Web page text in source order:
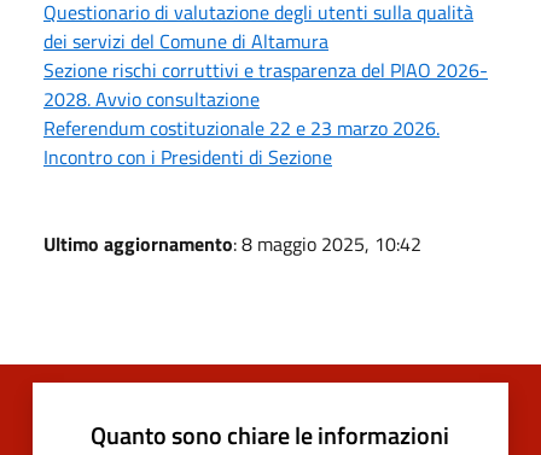
Questionario di valutazione degli utenti sulla qualità
dei servizi del Comune di Altamura
Sezione rischi corruttivi e trasparenza del PIAO 2026-
2028. Avvio consultazione
Referendum costituzionale 22 e 23 marzo 2026.
Incontro con i Presidenti di Sezione
Ultimo aggiornamento: 8 maggio 2025, 10:42
Quanto sono chiare le informazioni